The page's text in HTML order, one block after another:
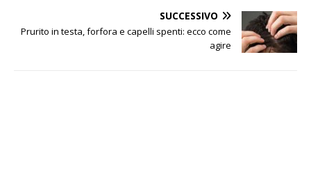
SUCCESSIVO
Prurito in testa, forfora e capelli spenti: ecco come
agire